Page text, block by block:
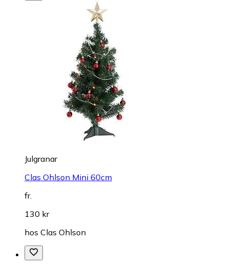
Julgranar
Clas Ohlson Mini 60cm
fr.
130 kr
hos Clas Ohlson